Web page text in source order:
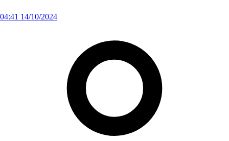
04:41 14/10/2024